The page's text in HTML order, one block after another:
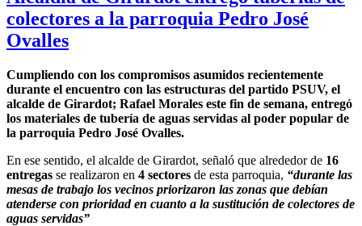
colectores a la parroquia Pedro José
Ovalles
Cumpliendo con los compromisos asumidos recientemente
durante el encuentro con las estructuras del partido PSUV, el
alcalde de Girardot; Rafael Morales este fin de semana, entregó
los materiales de tubería de aguas servidas al poder popular de
la parroquia Pedro José Ovalles.
En ese sentido, el alcalde de Girardot, señaló que alrededor de 16
entregas se realizaron en 4 sectores de esta parroquia, “durante las
mesas de trabajo los vecinos priorizaron las zonas que debían
atenderse con prioridad en cuanto a la sustitución de colectores de
aguas servidas”